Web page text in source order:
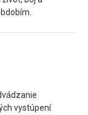
vystúpení